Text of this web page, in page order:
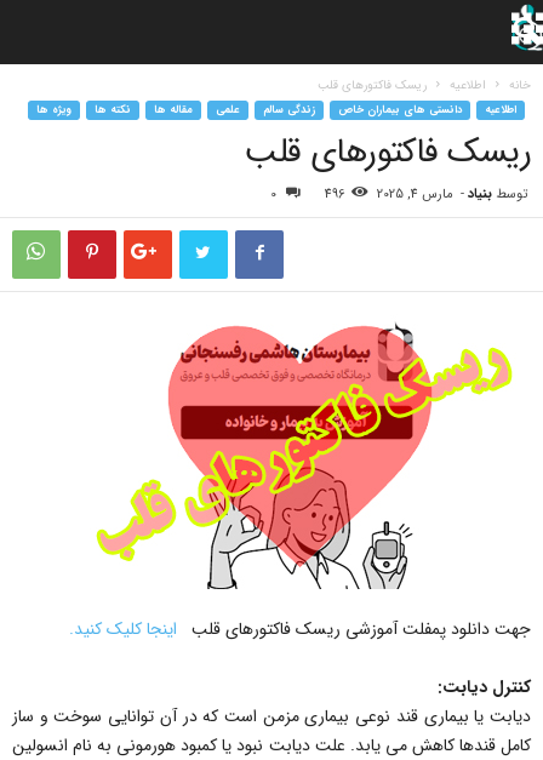
خانه اطلاعیه ریسک فاکتورهای قلب
اطلاعیه دانستی های بیماران خاص زندگی سالم علمی مقاله ها نکته ها ویژه ها
ریسک فاکتورهای قلب
توسط بنیاد- مارس 4, 2025 496
0
جهت دانلود پمفلت آموزشی ریسک فاکتورهای قلب اینجا کلیک کنید.
کنترل دیابت:
دیابت یا بیماری قند نوعی بیماری مزمن است که در آن توانایی سوخت و ساز
کامل قندها کاهش می یابد. علت دیابت نبود یا کمبود هورمونی به نام انسولین